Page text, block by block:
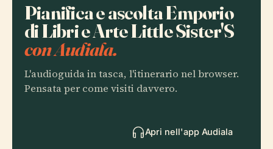
Pianifica e ascolta Emporio
di Libri e Arte Little Sister'S
con Audiala.
L'audioguida in tasca, l'itinerario nel browser.
Pensata per come visiti davvero.
Apri nell'app Audiala